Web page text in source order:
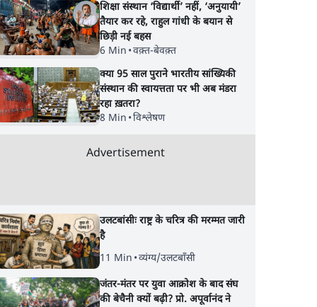
शिक्षा संस्थान ‘विद्यार्थी’ नहीं, ‘अनुयायी’
तैयार कर रहे, राहुल गांधी के बयान से
छिड़ी नई बहस
6 Min •वक़्त-बेवक़्त
क्या 95 साल पुराने भारतीय सांख्यिकी
संस्थान की स्वायत्तता पर भी अब मंडरा
रहा ख़तरा?
8 Min •विश्लेषण
Advertisement
उलटबांसीः राष्ट्र के चरित्र की मरम्मत जारी
है
11 Min •व्यंग्य/उलटबाँसी
जंतर-मंतर पर युवा आक्रोश के बाद संघ
की बेचैनी क्यों बढ़ी? प्रो. अपूर्वानंद ने